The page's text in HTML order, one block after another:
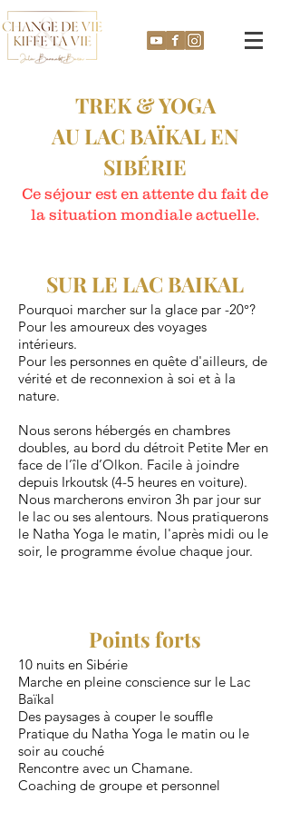
TREK & YOGA
AU LAC BAÏKAL EN
SIBÉRIE
Ce séjour est en attente du fait de
la situation mondiale actuelle.
SUR LE LAC BAIKAL
Pourquoi marcher sur la glace par -20°?
Pour les amoureux des voyages
intérieurs.
Pour les personnes en quête d'ailleurs, de
vérité et de reconnexion à soi et à la
nature.
Nous serons hébergés en chambres
doubles, au bord du détroit Petite Mer en
face de l’île d’Olkon. Facile à joindre
depuis Irkoutsk (4-5 heures en voiture).
Nous marcherons environ 3h par jour sur
le lac ou ses alentours. Nous pratiquerons
le Natha Yoga le matin, l'après midi ou le
soir, le programme évolue chaque jour.
Points forts
10 nuits en Sibérie
Marche en pleine conscience sur le Lac
Baïkal
Des paysages à couper le souffle
Pratique du Natha Yoga le matin ou le
soir au couché
Rencontre avec un Chamane.
Coaching de groupe et personnel